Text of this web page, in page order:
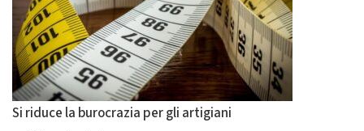
Si riduce la burocrazia per gli artigiani